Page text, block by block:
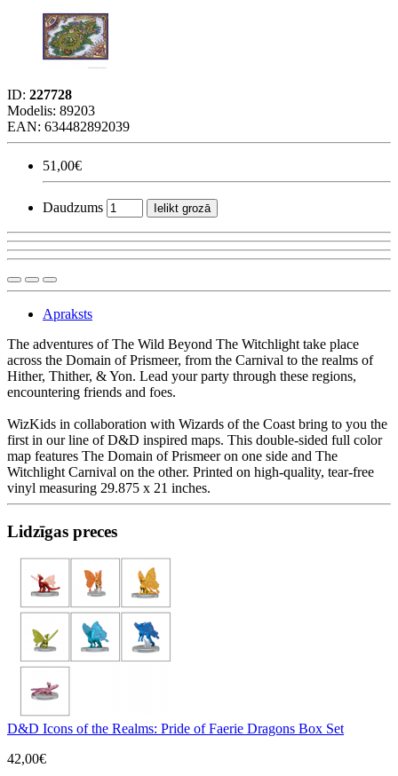
ID: 227728
Modelis: 89203
EAN: 634482892039
51,00€
Daudzums Ielikt grozā
Apraksts
The adventures of The Wild Beyond The Witchlight take place
across the Domain of Prismeer, from the Carnival to the realms of
Hither, Thither, & Yon. Lead your party through these regions,
encountering friends and foes.
WizKids in collaboration with Wizards of the Coast bring to you the
first in our line of D&D inspired maps. This double-sided full color
map features The Domain of Prismeer on one side and The
Witchlight Carnival on the other. Printed on high-quality, tear-free
vinyl measuring 29.875 x 21 inches.
Lidzīgas preces
D&D Icons of the Realms: Pride of Faerie Dragons Box Set
42,00€